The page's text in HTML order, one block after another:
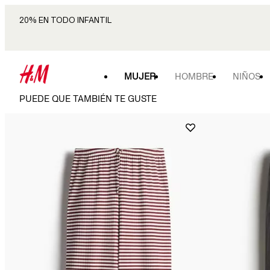
20% EN TODO INFANTIL
MUJER HOMBRE NIÑOS
PUEDE QUE TAMBIÉN TE GUSTE